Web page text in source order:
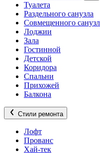
Туалета
Раздельного санузла
Совмещенного
Лоджии
Зала
Гостинной
Детской
Коридора
Спальни
Прихожей
Балкона
Стили ремонта
Лофт
Прованс
Хай-тек